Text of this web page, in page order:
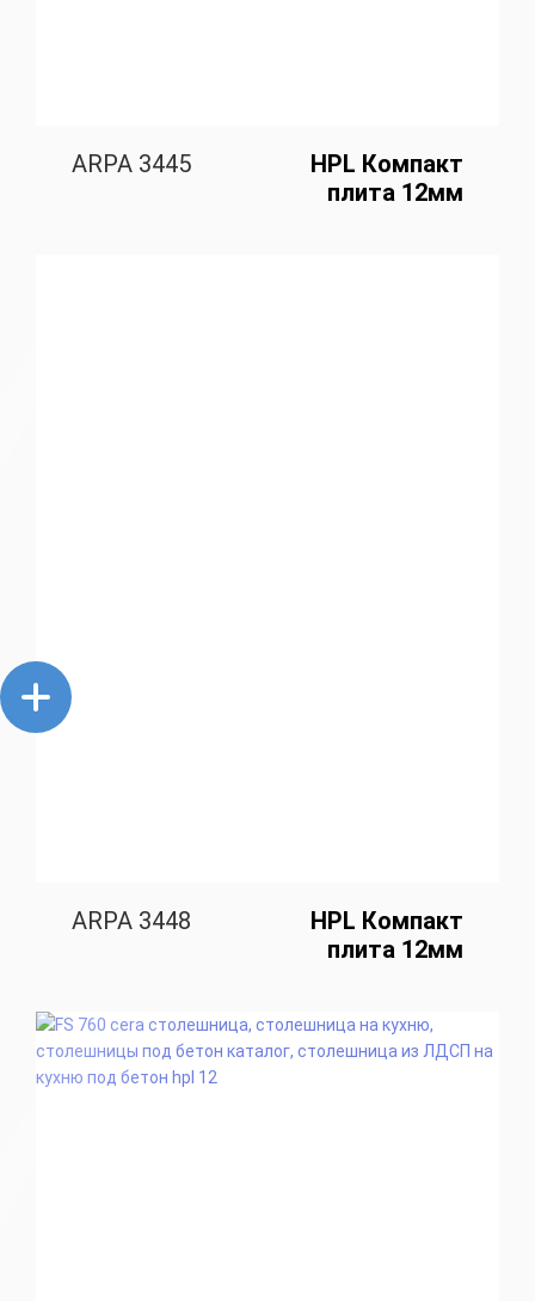
ARPA 3445
HPL Компакт
плита 12мм
ARPA 3448
HPL Компакт
плита 12мм